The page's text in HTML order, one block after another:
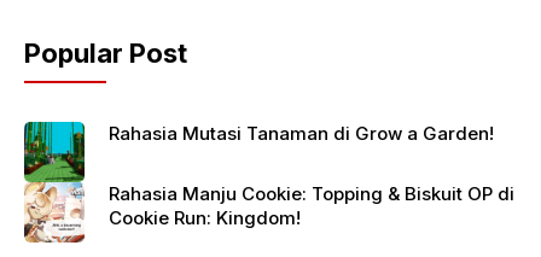
Popular Post
Rahasia Mutasi Tanaman di Grow a Garden!
Rahasia Manju Cookie: Topping & Biskuit OP di
Cookie Run: Kingdom!